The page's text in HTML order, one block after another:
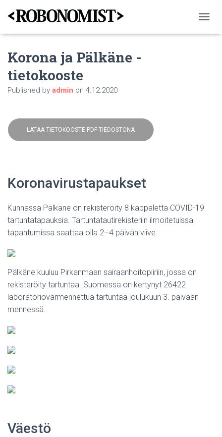
O
Korona ja Pälkäne -
tietokooste
Published by admin on 4.12.2020
LATAA TIETOKOOSTE PDF-TIEDOSTONA
Koronavirustapaukset
Kunnassa Pälkäne on rekisteröity 8 kappaletta COVID-19
tartuntatapauksia. Tartuntatautirekisteriin ilmoitetuissa
tapahtumissa saattaa olla 2–4 päivän viive.
Pälkäne kuuluu Pirkanmaan sairaanhoitopiiriin, jossa on
rekisteröity tartuntaa. Suomessa on kertynyt 26422
laboratoriovarmennettua tartuntaa joulukuun 3. päivään
mennessä.
Väestö